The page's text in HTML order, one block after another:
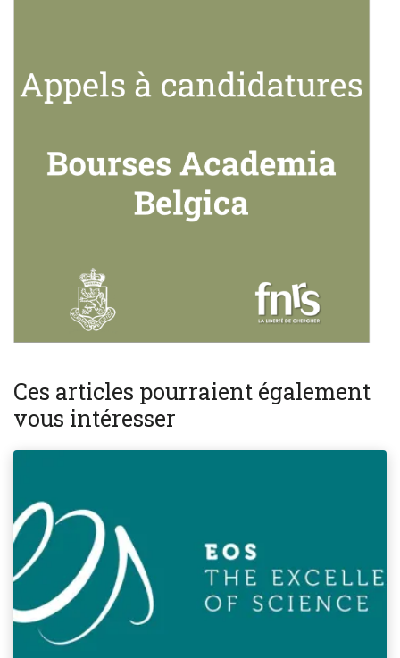
Ces articles pourraient également
vous intéresser